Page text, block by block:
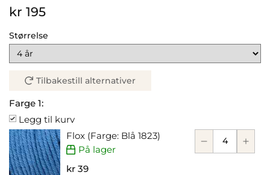
kr 195
Størrelse
Tilbakestill alternativer
Farge 1:
Legg til kurv
Flox (Farge: Blå 1823)
På lager
kr 39